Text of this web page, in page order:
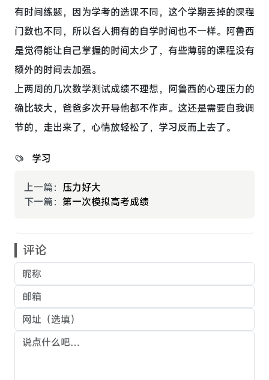
有时间练题，因为学考的选课不同，这个学期丢掉的课程
门数也不同，所以各人拥有的自学时间也不一样。阿鲁西
是觉得能让自己掌握的时间太少了，有些薄弱的课程没有
额外的时间去加强。
上两周的几次数学测试成绩不理想，阿鲁西的心理压力的
确比较大，爸爸多次开导他都不作声。这还是需要自我调
节的，走出来了，心情放轻松了，学习反而上去了。
学习
上一篇： 压力好大
下一篇： 第一次模拟高考成绩
评论